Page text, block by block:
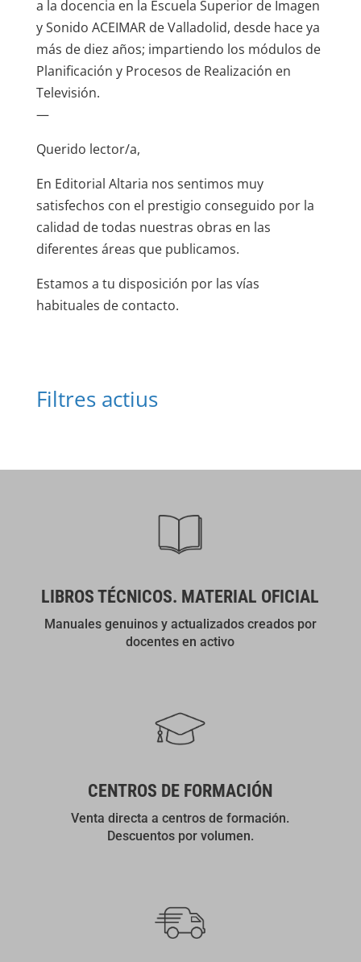
a la docencia en la Escuela Superior de Imagen
y Sonido ACEIMAR de Valladolid, desde hace ya
más de diez años; impartiendo los módulos de
Planificación y Procesos de Realización en
Televisión.
—
Querido lector/a,
En Editorial Altaria nos sentimos muy
satisfechos con el prestigio conseguido por la
calidad de todas nuestras obras en las
diferentes áreas que publicamos.
Estamos a tu disposición por las vías
habituales de contacto.
Filtres actius
LIBROS TÉCNICOS. MATERIAL OFICIAL
Manuales genuinos y actualizados creados por
docentes en activo
CENTROS DE FORMACIÓN
Venta directa a centros de formación.
Descuentos por volumen.